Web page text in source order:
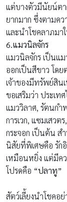
แต่บางตัวมีนัยน์ต
ยากมาก ซึ่งตามค
และนำโชคลาภมา
6.แมวนิลจักร
แมวนิลจักร เป็นแ
ออกเป็นสีขาว โด
เจ้าของมีทรัพย์สิ
ขอเสริมว่า ประเท
แมววิลาศ, รัตนกำ
การเวก, แซมเสว
กระจอก เป็นต้น ส
นิสัยที่พิเศษคือ รักอิ
เหมือนหยิ่ง แต่มีคว
โปรดคือ “ปลาทู”
สัตว์เลี้ยงนำโชคอ